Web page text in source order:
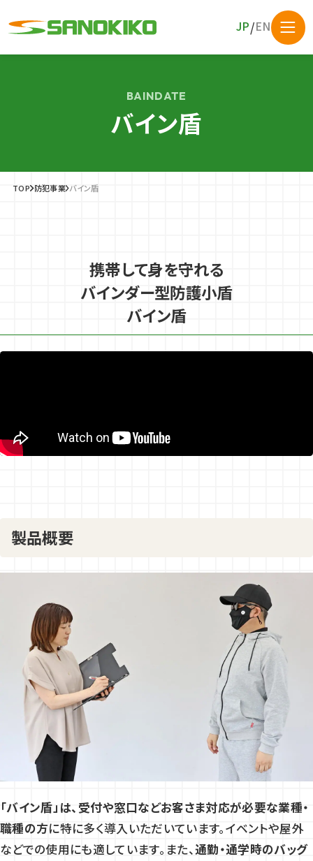
内容
ELECTRONIC COMMERCE
SANOKIKO
銅のキッチン・バス・園芸・生け
直営オンラインショップへ
JP/EN
技術・設備
ECサイト
BAINDATE
バイン盾
TOP 防犯事業 バイン盾
携帯して身を守れる
バインダー型防護小盾
バイン盾
製品概要
「バイン盾」は、受付や窓口などお客さま対応が必要な業種・
職種の方に特に多く導入いただいています。イベントや屋外
などでの使用にも適しています。また、通勤・通学時のバッグ